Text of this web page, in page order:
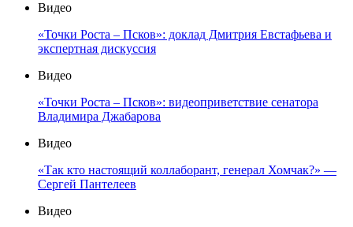
Видео
«Точки Роста – Псков»: доклад Дмитрия Евстафьева и
экспертная дискуссия
Видео
«Точки Роста – Псков»: видеоприветствие сенатора
Владимира Джабарова
Видео
«Так кто настоящий коллаборант, генерал Хомчак?» —
Сергей Пантелеев
Видео